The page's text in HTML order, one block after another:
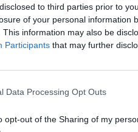
to third parties prior to
of your personal information
This information may also be
Participants that may further
Data Processing Opt Outs
opt-out of the Sharing of my